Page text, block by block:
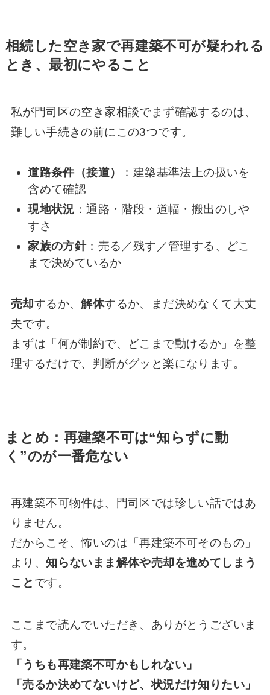
相続した空き家で再建築不可が疑われる
とき、最初にやること
私が門司区の空き家相談でまず確認するのは、
難しい手続きの前にこの3つです。
道路条件（接道）
：建築基準法上の扱いを
含めて確認
現地状況 ：通路・階段・道幅・搬出のしや
すさ
家族の方針：売る／残す／管理する、どこ
まで決めているか
売却するか、解体するか、まだ決めなくて大丈
夫です。
まずは「何が制約で、どこまで動けるか」を整
理するだけで、判断がグッと楽になります。
まとめ：再建築不可は“知らずに動
く”のが一番危ない
再建築不可物件は、門司区では珍しい話ではあ
りません。
だからこそ、怖いのは「再建築不可そのもの」
より、知らないまま解体や売却を進めてしまう
こと です。
ここまで読んでいただき、ありがとうございま
す。
「うちも再建築不可かもしれない」
「売るか決めてないけど、状況だけ知りたい」